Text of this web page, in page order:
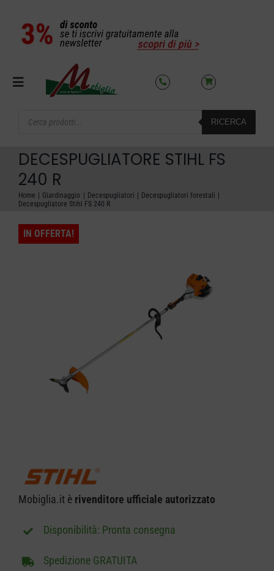
contenuto
Toggle
OFFERTE DEL MESE
search
RICERCA
DECESPUGLIATORE STIHL FS
240 R
Home Giardinaggio Decespugliatori
Decespugliatori forestali
Decespugliatore Stihl FS 240 R
IN OFFERTA!
Mobiglia.it è rivenditore ufficiale autorizzato
Pronta consegna
Spedizione GRATUITA